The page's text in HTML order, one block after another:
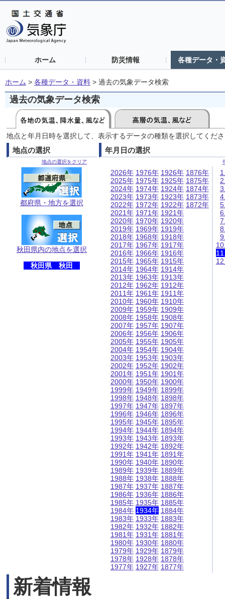
ホーム 防災情報 各種データ・
ホーム > 各種データ・資料 > 過去の気象データ検索
過去の気象データ検索
地点と年月日時を選択して、表示するデータの種類を選択してくだ
地点の選択
地点の選択をクリア
都府県・地方を選択
秋田県内の地点を選択
秋田県 秋田
年月日の選択
2026年
2025年
2024年
2023年
2022年
2021年
2020年
2019年
2018年
2017年
2016年
2015年
2014年
2013年
2012年
2011年
2010年
2009年
2008年
2007年
2006年
2005年
2004年
2003年
2002年
2001年
2000年
1999年
1998年
1997年
1996年
1995年
1994年
1993年
1992年
1991年
1990年
1989年
1988年
1987年
1986年
1985年
1984年
1983年
1982年
1981年
1980年
1979年
1978年
1977年
1976年
1975年
1974年
1973年
1972年
1971年
1970年
1969年
1968年
1967年
1966年
1965年
1964年
1963年
1962年
1961年
1960年
1959年
1958年
1957年
1956年
1955年
1954年
1953年
1952年
1951年
1950年
1949年
1948年
1947年
1946年
1945年
1944年
1943年
1942年
1941年
1940年
1939年
1938年
1937年
1936年
1935年
1934年
1933年
1932年
1931年
1930年
1929年
1928年
1927年
1926年
1925年
1924年
1923年
1922年
1921年
1920年
1919年
1918年
1917年
1916年
1915年
1914年
1913年
1912年
1911年
1910年
1909年
1908年
1907年
1906年
1905年
1904年
1903年
1902年
1901年
1900年
1899年
1898年
1897年
1896年
1895年
1894年
1893年
1892年
1891年
1890年
1889年
1888年
1887年
1886年
1885年
1884年
1883年
1882年
1881年
1880年
1879年
1878年
1877年
1876年
1875年
1874年
1873年
1872年
新着情報